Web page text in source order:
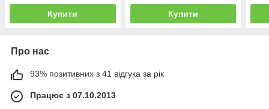
Купити Купити
Про нас
93% позитивних з 41 відгука за рік
Працює з 07.10.2013